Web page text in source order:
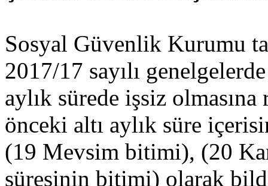
Sosyal Güvenlik Kurumu
2017/17 sayılı
aylık sürede işsiz
önceki altı aylık süre
(19 Mevsim bitimi), (20
süresinin bitimi) olarak